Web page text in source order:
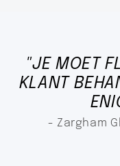
"JE MOET
KLANT
- Zargham